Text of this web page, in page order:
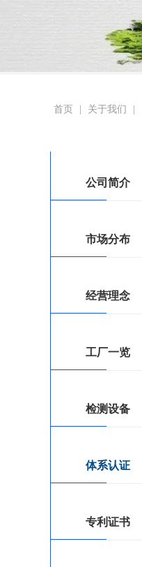
首页 关于我们
公司简介
市场分布
经营理念
工厂一览
检测设备
体系认证
专利证书